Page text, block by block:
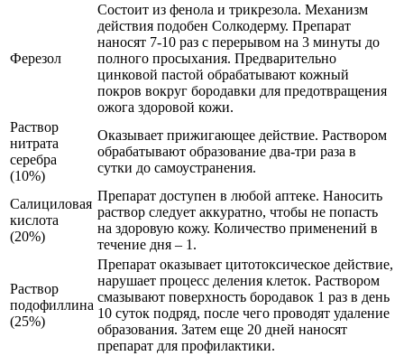
Ферезол
Состоит из фенола и трикрезола. Механизм
действия подобен Солкодерму. Препарат
наносят 7-10 раз с перерывом на 3 минуты до
полного просыхания. Предварительно
цинковой пастой обрабатывают кожный
покров вокруг бородавки для предотвращения
ожога здоровой кожи.
Раствор
нитрата
серебра
(10%)
Оказывает прижигающее действие. Раствором
обрабатывают образование два-три раза в
сутки до самоустранения.
Салициловая
кислота
(20%)
Препарат доступен в любой аптеке. Наносить
раствор следует аккуратно, чтобы не попасть
на здоровую кожу. Количество применений в
течение дня – 1.
Раствор
подофиллина
(25%)
Препарат оказывает цитотоксическое действие,
нарушает процесс деления клеток. Раствором
смазывают поверхность бородавок 1 раз в день
10 суток подряд, после чего проводят удаление
образования. Затем еще 20 дней наносят
препарат для профилактики.